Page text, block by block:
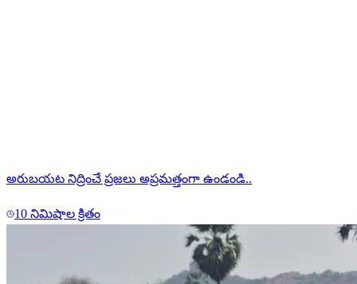
అరుబయట నిద్రించే ప్రజలు అప్రమత్తంగా ఉండండి..
10 నిమిషాల క్రితం